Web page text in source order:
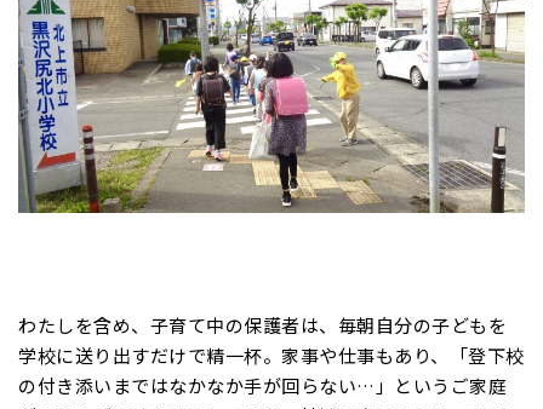
わたしを含め、子育て中の保護者は、毎朝自分の子どもを
学校に送り出すだけで精一杯。家事や仕事もあり、「登下校
の付き添いまではなかなか手が回らない…」というご家庭